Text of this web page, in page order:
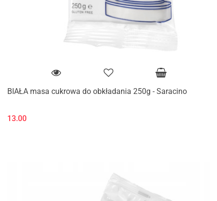
BIAŁA masa cukrowa do obkładania 250g - Saracino
13.00